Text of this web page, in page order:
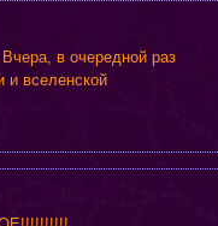
в очередной раз
и вселенской